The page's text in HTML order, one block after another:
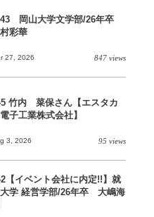
43 岡山大学文学部/26年卒
彩華
27, 2026 847 views
竹内 菜保さん【エスタカ
子工業株式会社】
3, 2026 95 views
【イベント会社に内定!!】就
学 経営学部/26年卒 大嶋海